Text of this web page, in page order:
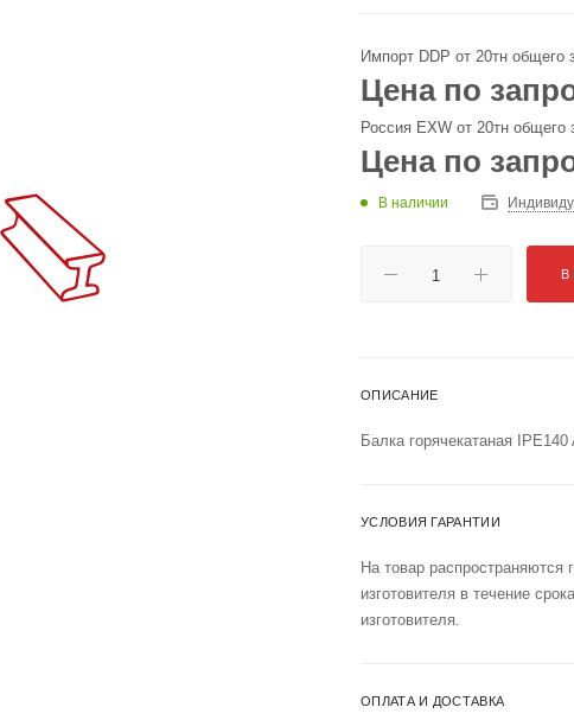
Импорт DDP от 20тн общего
Цена по
Россия EXW от 20тн общего
Цена по
В наличии
В
ОПИСАНИЕ
Балка горячекатаная
УСЛОВИЯ ГАРАНТИИ
На товар распространяются
изготовителя в течение
изготовителя.
ОПЛАТА И ДОСТАВКА